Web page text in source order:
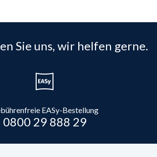
Sie uns, wir helfen gerne.
EASy-Bestellung
0800 29 888 29